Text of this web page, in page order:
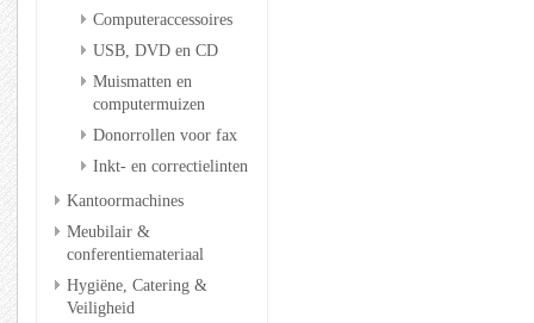
Computeraccessoires
USB, DVD en CD
Muismatten en
computermuizen
Donorrollen voor fax
Inkt- en correctielinten
Kantoormachines
Meubilair &
conferentiemateriaal
Hygiëne, Catering &
Veiligheid